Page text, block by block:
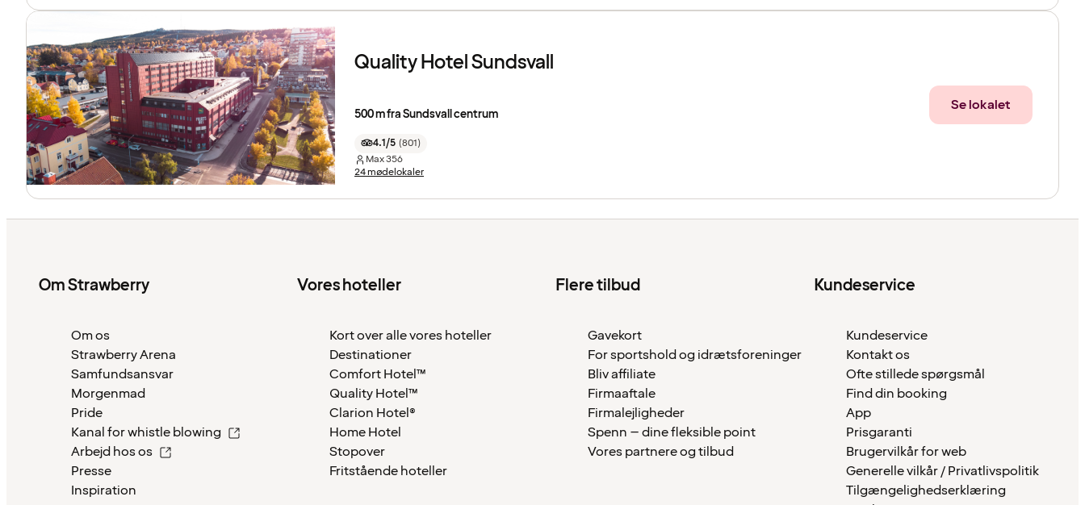
Quality Hotel Sundsvall
500 m fra Sundsvall centrum
4.1/5 (801)
Max356
24 mødelokaler
Se lokalet
Om Strawberry
Om os
Strawberry Arena
Samfundsansvar
Morgenmad
Pride
Kanal for whistle blowing
Arbejd hos os
Presse
Inspiration
Vores hoteller
Kort over alle vores hoteller
Destinationer
Comfort Hotel™
Quality Hotel™
Clarion Hotel®
Home Hotel
Stopover
Fritstående hoteller
Flere tilbud
Gavekort
For sportshold og idrætsforeninger
Bliv affiliate
Firmaaftale
Firmalejligheder
Spenn – dine fleksible point
Vores partnere og tilbud
Kundeservice
Kundeservice
Kontakt os
Ofte stillede spørgsmål
Find din booking
App
Prisgaranti
Brugervilkår for web
Generelle vilkår / Privatlivspolitik
Tilgængelighedserklæring